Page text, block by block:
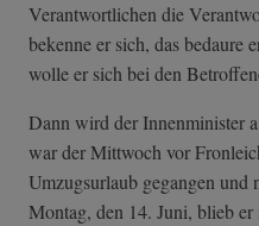
Verantwortlichen die
bekenne er sich, das bedaure
wolle er sich bei den
Dann wird der Innenminister
war der Mittwoch vor
Umzugsurlaub gegangen
Montag, den 14. Juni, blieb